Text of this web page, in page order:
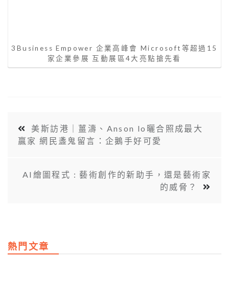
3Business Empower 企業高峰會 Microsoft等超過15
家企業參展 互動展區4大亮點搶先看
美斯訪港｜薑濤、Anson lo曬合照成最大
贏家 網民盞鬼留言：企鵝手好可愛
AI繪圖程式 : 藝術創作的新助手，還是藝術家
的威脅？
熱門文章